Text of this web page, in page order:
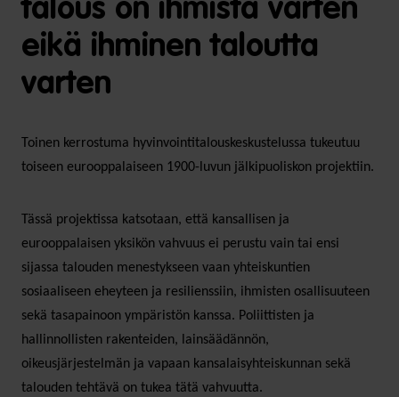
talous on ihmistä varten
eikä ihminen taloutta
varten
Toinen kerrostuma hyvinvointitalouskeskustelussa tukeutuu
toiseen eurooppalaiseen 1900-luvun jälkipuoliskon projektiin.
Tässä projektissa katsotaan, että kansallisen ja
eurooppalaisen yksikön vahvuus ei perustu vain tai ensi
sijassa talouden menestykseen vaan yhteiskuntien
sosiaaliseen eheyteen ja resilienssiin, ihmisten osallisuuteen
sekä tasapainoon ympäristön kanssa. Poliittisten ja
hallinnollisten rakenteiden, lainsäädännön,
oikeusjärjestelmän ja vapaan kansalaisyhteiskunnan sekä
talouden tehtävä on tukea tätä vahvuutta.